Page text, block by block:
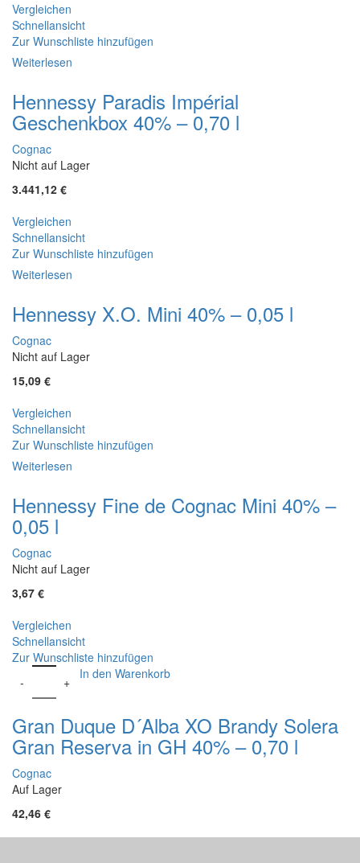
Vergleichen
Schnellansicht
Zur Wunschliste hinzufügen
Weiterlesen
Hennessy Paradis Impérial
Geschenkbox 40% – 0,70 l
Cognac
Nicht auf Lager
3.441,12 €
Vergleichen
Schnellansicht
Zur Wunschliste hinzufügen
Weiterlesen
Hennessy X.O. Mini 40% – 0,05 l
Cognac
Nicht auf Lager
15,09 €
Vergleichen
Schnellansicht
Zur Wunschliste hinzufügen
Weiterlesen
Hennessy Fine de Cognac Mini 40% –
0,05 l
Cognac
Nicht auf Lager
3,67 €
Vergleichen
Schnellansicht
Zur Wunschliste hinzufügen
In den Warenkorb
Gran Duque D´Alba XO Brandy Solera
Gran Reserva in GH 40% – 0,70 l
Cognac
Auf Lager
42,46 €